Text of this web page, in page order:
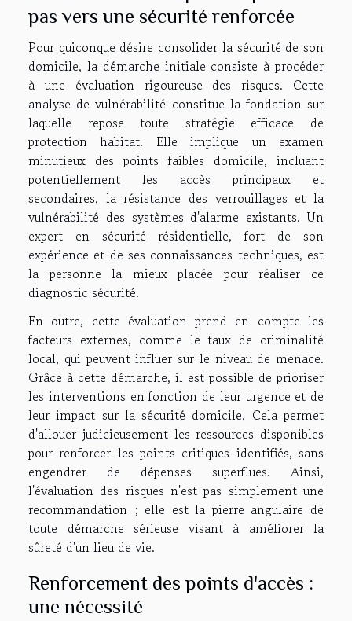
pas vers une sécurité renforcée
Pour quiconque désire consolider la sécurité de son
domicile, la démarche initiale consiste à procéder
à une évaluation rigoureuse des risques. Cette
analyse de vulnérabilité constitue la fondation sur
laquelle repose toute stratégie efficace de
protection habitat. Elle implique un examen
minutieux des points faibles domicile, incluant
potentiellement les accès principaux et
secondaires, la résistance des verrouillages et la
vulnérabilité des systèmes d'alarme existants. Un
expert en sécurité résidentielle, fort de son
expérience et de ses connaissances techniques, est
la personne la mieux placée pour réaliser ce
diagnostic sécurité.
En outre, cette évaluation prend en compte les
facteurs externes, comme le taux de criminalité
local, qui peuvent influer sur le niveau de menace.
Grâce à cette démarche, il est possible de prioriser
les interventions en fonction de leur urgence et de
leur impact sur la sécurité domicile. Cela permet
d'allouer judicieusement les ressources disponibles
pour renforcer les points critiques identifiés, sans
engendrer de dépenses superflues. Ainsi,
l'évaluation des risques n'est pas simplement une
recommandation ; elle est la pierre angulaire de
toute démarche sérieuse visant à améliorer la
sûreté d'un lieu de vie.
Renforcement des points d'accès :
une nécessité